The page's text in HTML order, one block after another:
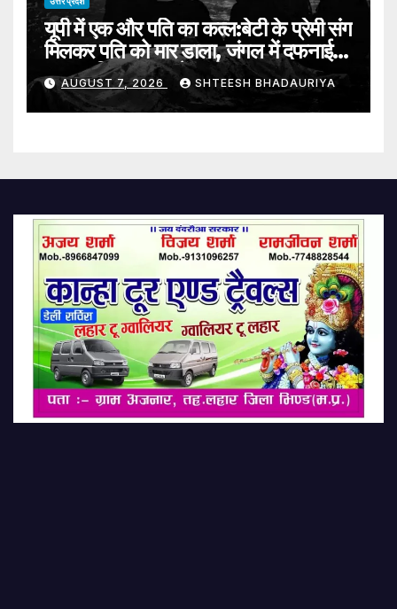
यूपी में एक और पति का कत्ल:बेटी के प्रेमी संग
मिलकर पति को मार डाला, जंगल में दफनाई
लाश; पुलिस तलाश में जुटी – Mother-
daughter Duo Allegedly Kill
Husband With Daughter’s
AUGUST 7, 2026 SHTEESH BHADAURIYA